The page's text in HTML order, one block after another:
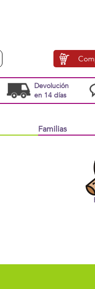
Devolución
en 14 días
Familias